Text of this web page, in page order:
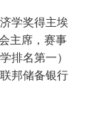
学奖得主埃
主席，赛事
排名第一）
邦储备银行